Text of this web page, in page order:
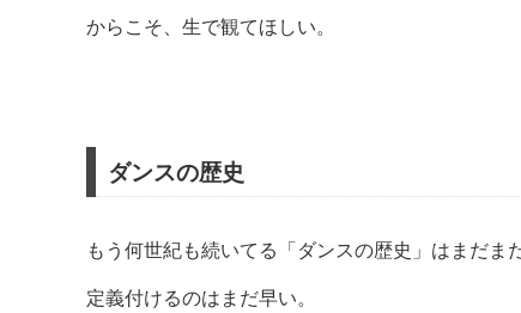
からこそ、生で観てほしい。
ダンスの歴史
もう何世紀も続いてる「ダンスの歴史」はまだま
定義付けるのはまだ早い。